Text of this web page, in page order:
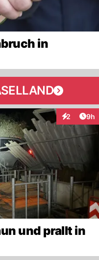
in
2 9h
und prallt in